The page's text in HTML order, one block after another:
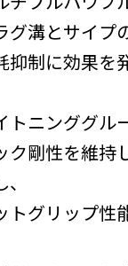
グ溝とサイプ
抑制に効果を
ニンググル
ク剛性を維持
トグリップ性